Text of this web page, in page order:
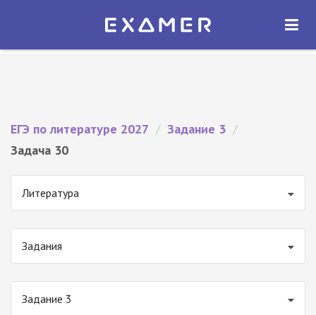
Экзамер — ЕГЭ 2027
ОТКРЫТЬ
ЕГЭ по литературе 2027 / Задание 3 /
Задача 30
Литература
Задания
Задание 3